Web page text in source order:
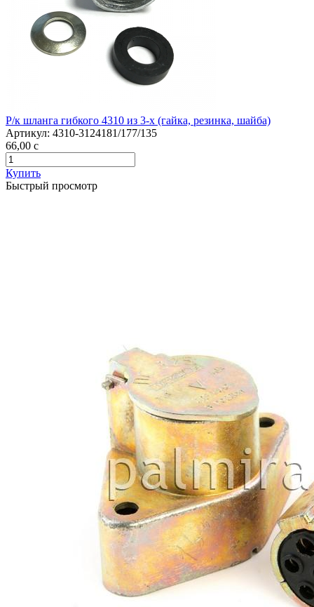
Р/к шланга гибкого 4310 из 3-х (гайка, резинка, шайба)
Артикул: 4310-3124181/177/135
66,00 c
Купить
Быстрый просмотр